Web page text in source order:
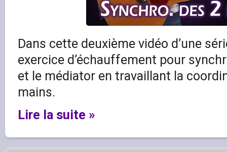
Dans cette deuxième vidéo d’une
exercice d’échauffement pour
et le médiator en travaillant la
mains.
Lire la suite »